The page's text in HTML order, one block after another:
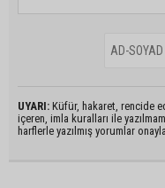
UYARI: Küfür, hakaret, rencide
içeren, imla kuralları ile
harflerle yazılmış yorumlar